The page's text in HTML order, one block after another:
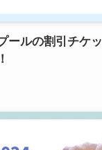
ールの割引チケ